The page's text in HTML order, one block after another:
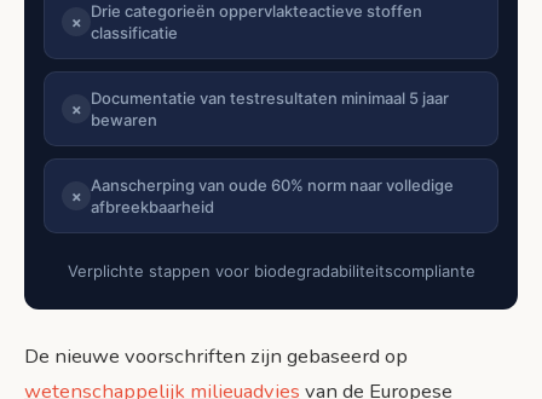
✗
Drie categorieën oppervlakteactieve stoffen
classificatie
✗
Documentatie van testresultaten minimaal 5 jaar
bewaren
✗
Aanscherping van oude 60% norm naar volledige
afbreekbaarheid
Verplichte stappen voor biodegradabiliteitscompliante
De nieuwe voorschriften zijn gebaseerd op
wetenschappelijk milieuadvies van de Europese